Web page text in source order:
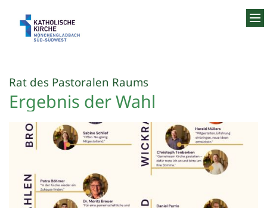
Rat des Pastoralen Raums
Ergebnis der Wahl